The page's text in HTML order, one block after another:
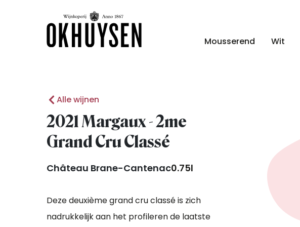
Mousserend Wit
Alle wijnen
2021 Margaux - 2me
Grand Cru Classé
Château Brane-Cantenac0.75l
Deze deuxième grand cru classé is zich
nadrukkelijk aan het profileren de laatste